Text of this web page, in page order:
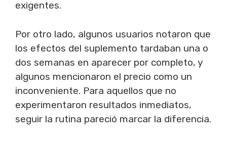
exigentes.
Por otro lado, algunos usuarios notaron que
los efectos del suplemento tardaban una o
dos semanas en aparecer por completo, y
algunos mencionaron el precio como un
inconveniente. Para aquellos que no
experimentaron resultados inmediatos,
seguir la rutina pareció marcar la diferencia.